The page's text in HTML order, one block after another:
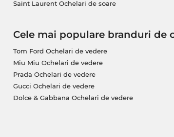
Saint Laurent Ochelari de soare
Cele mai populare branduri de
Tom Ford Ochelari de vedere
Miu Miu Ochelari de vedere
Prada Ochelari de vedere
Gucci Ochelari de vedere
Dolce & Gabbana Ochelari de vedere